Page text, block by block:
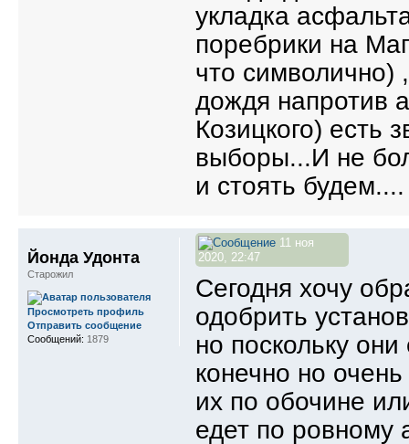
укладка
поребрики на
что символично)
дождя напротив
Козицкого) есть
выборы...И не
и стоять будем....
11 ноя
2020, 22:47
Сегодня хочу
одобрить
но поскольку
конечно но
их по обочине
едет по ровному
Йонда Удонта
Старожил
Просмотреть профиль
Отправить сообщение
Сообщений: 1879